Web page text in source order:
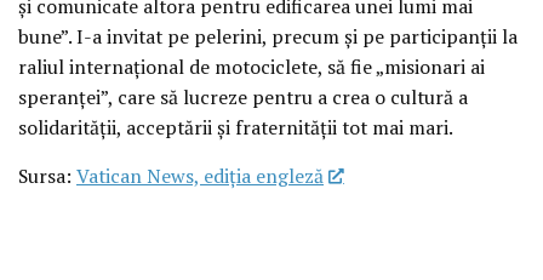
și comunicate altora pentru edificarea unei lumi mai
bune”. I-a invitat pe pelerini, precum și pe participanții la
raliul internațional de motociclete, să fie „misionari ai
speranței”, care să lucreze pentru a crea o cultură a
solidarității, acceptării și fraternității tot mai mari.
Sursa: Vatican News, ediția engleză